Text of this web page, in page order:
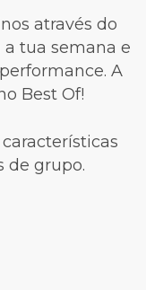
através do
a tua semana e
A
Best Of!
de grupo.